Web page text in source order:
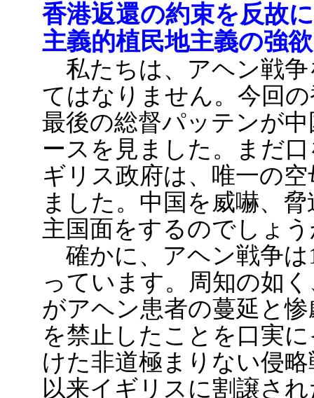
香港返還の約束を反故
主義的植民地主義の強
私たちは、アヘン戦争
てはなりません。今回
最後の総督パッテンが
ースを見ました。まだ
ギリス政府は、唯一の
ました。中国を威嚇、
主国面をするのでしょ
確かに、アヘン戦争は
っています。周知の如
がアヘン患者の蔓延と
を禁止したことを口実
けた非道極まりない侵
以来イギリスに割譲さ